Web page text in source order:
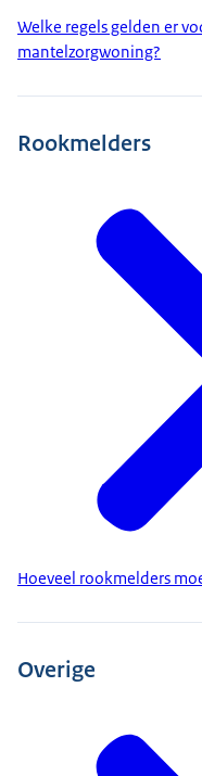
Welke regels gelden er
mantelzorgwoning?
Rookmelders
Hoeveel rookmelders
Overige